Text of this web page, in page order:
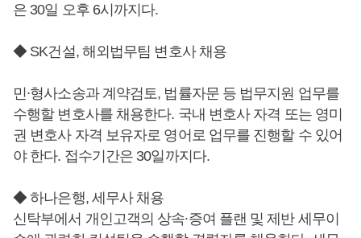
은 30일 오후 6시까지다.
◆ SK건설, 해외법무팀 변호사 채용
민∙형사소송과 계약검토, 법률자문 등 법무지원 업무를
수행할 변호사를 채용한다. 국내 변호사 자격 또는 영미
권 변호사 자격 보유자로 영어로 업무를 진행할 수 있어
야 한다. 접수기간은 30일까지다.
◆ 하나은행, 세무사 채용
신탁부에서 개인고객의 상속∙증여 플랜 및 제반 세무이